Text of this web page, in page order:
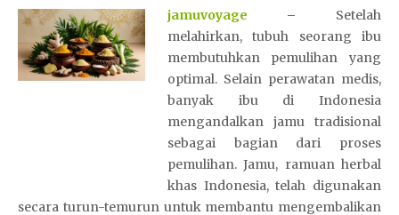
jamuvoyage – Setelah
melahirkan, tubuh seorang ibu
membutuhkan pemulihan yang
optimal. Selain perawatan medis,
banyak ibu di Indonesia
mengandalkan jamu tradisional
sebagai bagian dari proses
pemulihan. Jamu, ramuan herbal
khas Indonesia, telah digunakan
secara turun-temurun untuk membantu mengembalikan